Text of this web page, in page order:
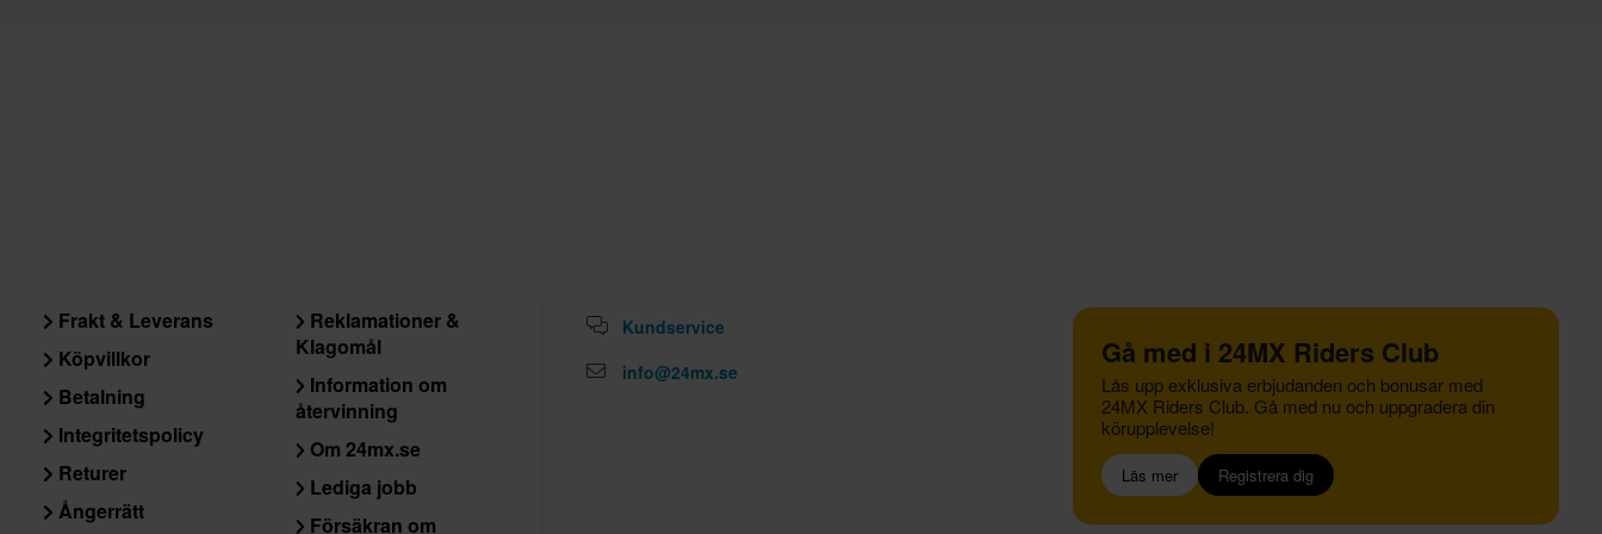
Frakt & Leverans
Köpvillkor
Betalning
Integritetspolicy
Returer
Ångerrätt
Reklamationer &
Klagomål
Information om
återvinning
Om 24mx.se
Lediga jobb
Försäkran om
Kundservice
info@24mx.se
Gå med i 24MX Riders Club
Lås upp exklusiva erbjudanden och bonusar med
24MX Riders Club. Gå med nu och uppgradera din
körupplevelse!
Läs mer Registrera dig